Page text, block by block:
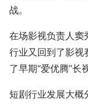
战。
在场影视负责人窦
行业又回到了影视
了早期“爱优腾”长
短剧行业发展大概